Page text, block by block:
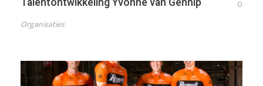
0
Organisaties